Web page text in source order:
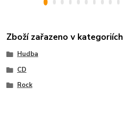
Zboží zařazeno v kategoriích
Hudba
CD
Rock